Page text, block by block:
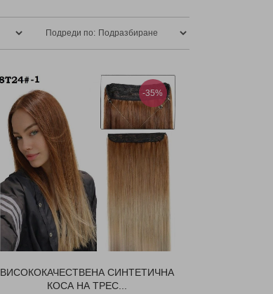
Подреди по:
-35%
ВИСОКОКАЧЕСТВЕНА СИНТЕТИЧНА
КОСА НА ТРЕС...